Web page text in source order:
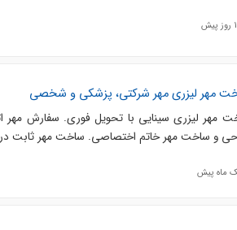
مهر لیزری مهر شرکتی، پزشکی و شخصی
مهر لیزری سینایی با تحویل فوری. سفارش مهر
و ساخت مهر خاتم اختصاصی. ساخت مهر ثابت
ماه پیش